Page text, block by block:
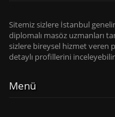
Sitemiz sizlere İstanbul
diplomalı masöz uzmanları
sizlere bireysel hizmet veren
detaylı profillerini
Menü